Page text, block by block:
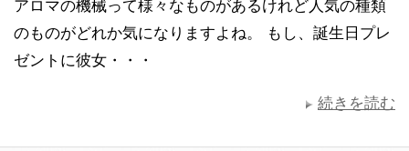
アロマの機械って様々なものがあるけれど人気の種類
のものがどれか気になりますよね。 もし、誕生日プレ
ゼントに彼女・・・
続きを読む